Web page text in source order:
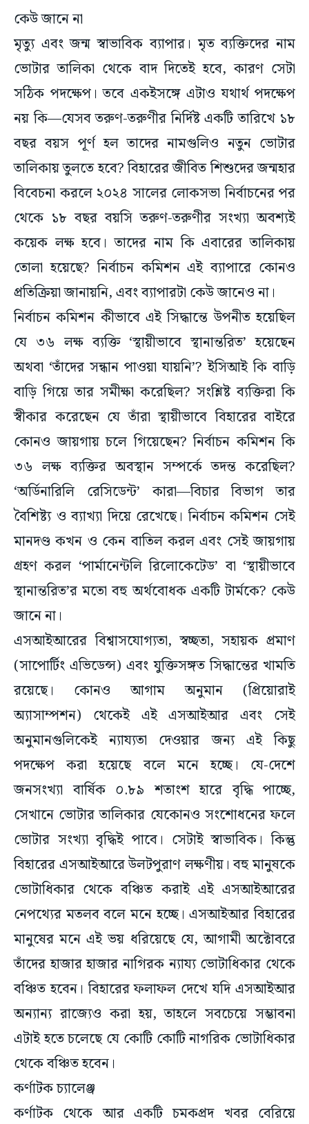
মৃত্যু এবং জন্ম স্বাভাবিক ব্যাপার। মৃত ব্যক্তিদের নাম
ভোটার তালিকা থেকে বাদ দিতেই হবে, কারণ সেটা
সঠিক পদক্ষেপ। তবে একইসঙ্গে এটাও যথার্থ পদক্ষেপ
নয় কি—যেসব তরুণ-তরুণীর নির্দিষ্ট একটি তারিখে ১৮
বছর বয়স পূর্ণ হল তাদের নামগুলিও নতুন ভোটার
তালিকায় তুলতে হবে? বিহারের জীবিত শিশুদের জন্মহার
বিবেচনা করলে ২০২৪ সালের লোকসভা নির্বাচনের পর
থেকে ১৮ বছর বয়সি তরুণ-তরুণীর সংখ্যা অবশ্যই
কয়েক লক্ষ হবে। তাদের নাম কি এবারের তালিকায়
তোলা হয়েছে? নির্বাচন কমিশন এই ব্যাপারে কোনও
প্রতিক্রিয়া জানায়নি, এবং ব্যাপারটা কেউ জানেও না।
নির্বাচন কমিশন কীভাবে এই সিদ্ধান্তে উপনীত হয়েছিল
যে ৩৬ লক্ষ ব্যক্তি ‘স্থায়ীভাবে স্থানান্তরিত’ হয়েছেন
অথবা ‘তাঁদের সন্ধান পাওয়া যায়নি’? ইসিআই কি বাড়ি
বাড়ি গিয়ে তার সমীক্ষা করেছিল? সংশ্লিষ্ট ব্যক্তিরা কি
স্বীকার করেছেন যে তাঁরা স্থায়ীভাবে বিহারের বাইরে
কোনও জায়গায় চলে গিয়েছেন? নির্বাচন কমিশন কি
৩৬ লক্ষ ব্যক্তির অবস্থান সম্পর্কে তদন্ত করেছিল?
‘অর্ডিনারিলি রেসিডেন্ট’ কারা—বিচার বিভাগ তার
বৈশিষ্ট্য ও ব্যাখ্যা দিয়ে রেখেছে। নির্বাচন কমিশন সেই
মানদণ্ড কখন ও কেন বাতিল করল এবং সেই জায়গায়
গ্রহণ করল ‘পার্মানেন্টলি রিলোকেটেড’ বা ‘স্থায়ীভাবে
স্থানান্তরিত’র মতো বহু অর্থবোধক একটি টার্মকে? কেউ
জানে না।
এসআইআরের বিশ্বাসযোগ্যতা, স্বচ্ছতা, সহায়ক প্রমাণ
(সাপোর্টিং এভিডেন্স) এবং যুক্তিসঙ্গত সিদ্ধান্তের খামতি
রয়েছে। কোনও আগাম অনুমান (প্রিয়োরাই
অ্যাসাম্পশন) থেকেই এই এসআইআর এবং সেই
অনুমানগুলিকেই ন্যায্যতা দেওয়ার জন্য এই কিছু
পদক্ষেপ করা হয়েছে বলে মনে হচ্ছে। যে-দেশে
জনসংখ্যা বার্ষিক ০.৮৯ শতাংশ হারে বৃদ্ধি পাচ্ছে,
সেখানে ভোটার তালিকার যেকোনও সংশোধনের ফলে
ভোটার সংখ্যা বৃদ্ধিই পাবে। সেটাই স্বাভাবিক। কিন্তু
বিহারের এসআইআরে উলটপুরাণ লক্ষণীয়। বহু মানুষকে
ভোটাধিকার থেকে বঞ্চিত করাই এই এসআইআরের
নেপথ্যের মতলব বলে মনে হচ্ছে। এসআইআর বিহারের
মানুষের মনে এই ভয় ধরিয়েছে যে, আগামী অক্টোবরে
তাঁদের হাজার হাজার নাগিরক ন্যায্য ভোটাধিকার থেকে
বঞ্চিত হবেন। বিহারের ফলাফল দেখে যদি এসআইআর
অন্যান্য রাজ্যেও করা হয়, তাহলে সবচেয়ে সম্ভাবনা
এটাই হতে চলেছে যে কোটি কোটি নাগরিক ভোটাধিকার
থেকে বঞ্চিত হবেন।
কর্ণাটক চ্যালেঞ্জ
কর্ণাটক থেকে আর একটি চমকপ্রদ খবর বেরিয়ে
এসেছে। কর্ণাটকের ২৮টি সংসদীয় আসনের মধ্যে একটি